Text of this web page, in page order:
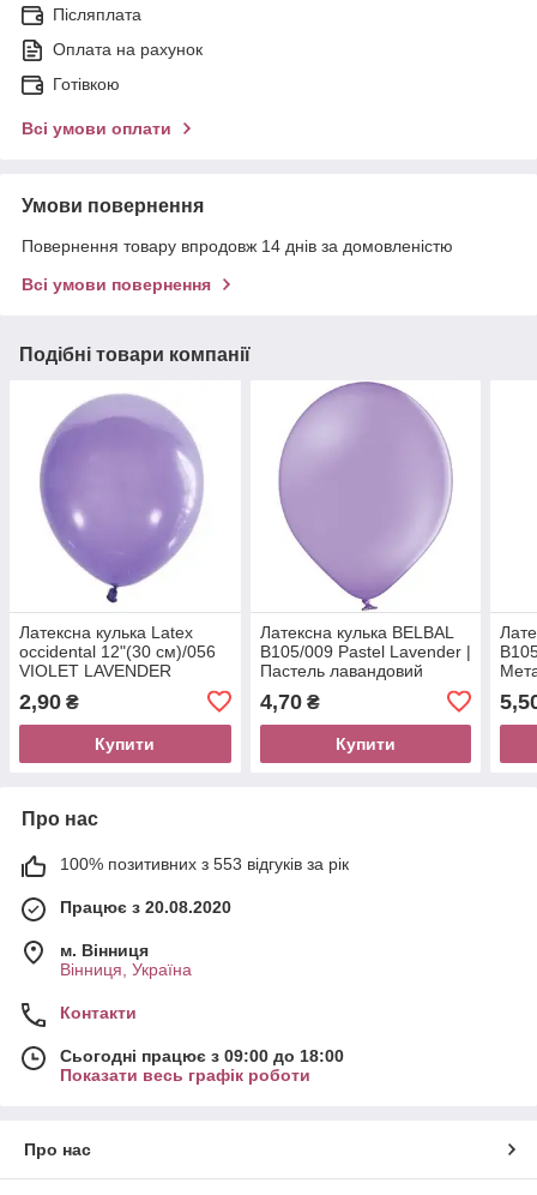
Післяплата
Оплата на рахунок
Готівкою
Всі умови оплати
Умови повернення
Повернення товару впродовж 14 днів за домовленістю
Всі умови повернення
Подібні товари компанії
Латексна кулька Latex
occidental 12"(30 см)/056
VIOLET LAVENDER
2,90 ₴
Купити
Латексна кулька BELBAL
В105/009 Pastel Lavender |
Пастель лавандовий
4,70₴
Купити
Про нас
100% позитивних з 553 відгуків за рік
Працює з 20.08.2020
м. Вінниця
Вінниця, Україна
Контакти
Сьогодні працює з 09:00 до 18:00
Показати весь графік роботи
Про нас